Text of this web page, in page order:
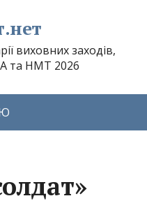
виховних заходів,
та НМТ 2026